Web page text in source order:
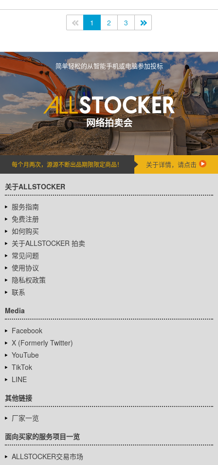
<<1 2 3
简单轻松的从智能手机或电脑参加投标
网络拍卖会
每个月两次，源源不断出品期限限定商品！ 关于详情，请点击
关于ALLSTOCKER
服务指南
免费注册
如何购买
关于ALLSTOCKER 拍卖
常见问题
使用协议
隐私权政策
联系
Media
Facebook
X (Formerly Twitter)
YouTube
TikTok
LINE
其他链接
厂家一览
面向买家的服务项目一览
ALLSTOCKER交易市场